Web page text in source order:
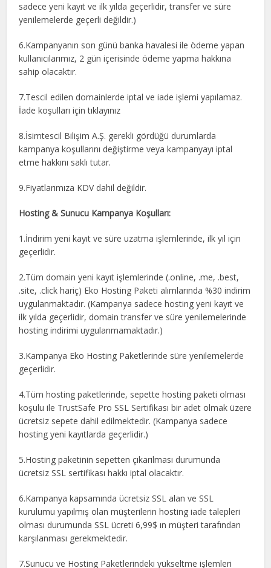
sadece yeni kayıt ve ilk yılda geçerlidir, transfer ve süre
yenilemelerde geçerli değildir.)
6.Kampanyanın son günü banka havalesi ile ödeme yapan
kullanıcılarımız, 2 gün içerisinde ödeme yapma hakkına
sahip olacaktır.
7.Tescil edilen domainlerde iptal ve iade işlemi yapılamaz.
İade koşulları için tıklayınız
8.İsimtescil Bilişim A.Ş. gerekli gördüğü durumlarda
kampanya koşullarını değiştirme veya kampanyayı iptal
etme hakkını saklı tutar.
9.Fiyatlarımıza KDV dahil değildir.
Hosting & Sunucu Kampanya Koşulları:
1.İndirim yeni kayıt ve süre uzatma işlemlerinde, ilk yıl için
geçerlidir.
2.Tüm domain yeni kayıt işlemlerinde (.online, .me, .best,
.site, .click hariç) Eko Hosting Paketi alımlarında %30 indirim
uygulanmaktadır. (Kampanya sadece hosting yeni kayıt ve
ilk yılda geçerlidir, domain transfer ve süre yenilemelerinde
hosting indirimi uygulanmamaktadır.)
3.Kampanya Eko Hosting Paketlerinde süre yenilemelerde
geçerlidir.
4.Tüm hosting paketlerinde, sepette hosting paketi olması
koşulu ile TrustSafe Pro SSL Sertifikası bir adet olmak üzere
ücretsiz sepete dahil edilmektedir. (Kampanya sadece
hosting yeni kayıtlarda geçerlidir.)
5.Hosting paketinin sepetten çıkarılması durumunda
ücretsiz SSL sertifikası hakkı iptal olacaktır.
6.Kampanya kapsamında ücretsiz SSL alan ve SSL
kurulumu yapılmış olan müşterilerin hosting iade talepleri
olması durumunda SSL ücreti 6,99$ ın müşteri tarafından
karşılanması gerekmektedir.
7.Sunucu ve Hosting Paketlerindeki yükseltme işlemleri